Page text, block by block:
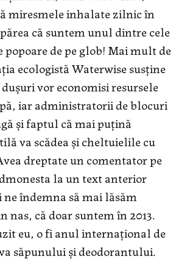
miresmele inhalate zilnic în
că suntem unul dintre cele
popoare de pe glob! Mai mult de
ecologistă Waterwise susține
vor economisi resursele
iar administratorii de blocuri
şi faptul că mai puţină
va scădea şi cheltuielile cu
dreptate un comentator pe
la un text anterior
ne îndemna să mai lăsăm
nas, că doar suntem în 2013.
eu, o fi anul internaţional de
săpunului şi deodorantului.